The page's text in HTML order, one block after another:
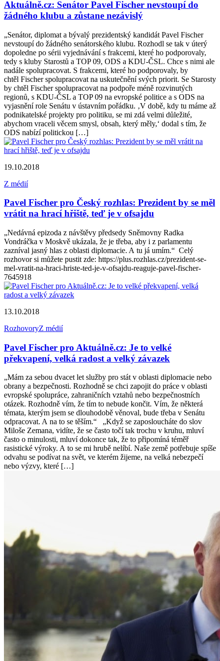
Aktuálně.cz: Senátor Pavel Fischer nevstoupí do
žádného klubu a zůstane nezávislý
„Senátor, diplomat a bývalý prezidentský kandidát Pavel Fischer
nevstoupí do žádného senátorského klubu. Rozhodl se tak v úterý
dopoledne po sérii vyjednávání s frakcemi, které ho podporovaly,
tedy s kluby Starostů a TOP 09, ODS a KDU-ČSL. Chce s nimi ale
nadále spolupracovat. S frakcemi, které ho podporovaly, by
chtěl Fischer spolupracovat na uskutečnění svých priorit. Se Starosty
by chtěl Fischer spolupracovat na podpoře méně rozvinutých
regionů, s KDU-ČSL a TOP 09 na evropské politice a s ODS na
vyjasnění role Senátu v ústavním pořádku. ‚V době, kdy tu máme až
podnikatelské projekty pro politiku, se mi zdá velmi důležité,
abychom vraceli věcem smysl, obsah, který měly,‘ dodal s tím, že
ODS nabízí politickou […]
19.10.2018
Z médií
Pavel Fischer pro Český rozhlas: Prezident by se měl
vrátit na hrací hřiště, teď je v ofsajdu
„Nedávná epizoda z návštěvy předsedy Sněmovny Radka
Vondráčka v Moskvě ukázala, že je třeba, aby i z parlamentu
zazníval jasný hlas z oblasti diplomacie. A tu já umím.“ Celý
rozhovor si můžete pustit zde: https://plus.rozhlas.cz/prezident-se-
mel-vratit-na-hraci-hriste-ted-je-v-ofsajdu-reaguje-pavel-fischer-
7645918
13.10.2018
RozhovoryZ médií
Pavel Fischer pro Aktuálně.cz: Je to velké
překvapení, velká radost a velký závazek
„Mám za sebou dvacet let služby pro stát v oblasti diplomacie nebo
obrany a bezpečnosti. Rozhodně se chci zapojit do práce v oblasti
evropské spolupráce, zahraničních vztahů nebo bezpečnostních
otázek. Rozhodně vím, že tím to nebude končit. Vím, že některá
témata, kterým jsem se dlouhodobě věnoval, bude třeba v Senátu
odpracovat. A na to se těším.“ „Když se zaposloucháte do slov
Miloše Zemana, vidíte, že se často točí tak trochu v kruhu, mluví
často o minulosti, mluví dokonce tak, že to připomíná téměř
rasistické výroky. A to se mi hrubě nelíbí. Naše země potřebuje spíše
odvahu se podívat na svět, ve kterém žijeme, na velká nebezpečí
nebo výzvy, které […]